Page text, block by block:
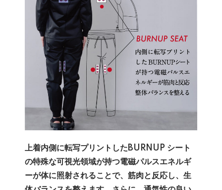
上着内側に転写プリントしたBURNUP シート
の特殊な可視光領域が持つ電磁パルスエネルギ
ーが体に照射されることで、筋肉と反応し、生